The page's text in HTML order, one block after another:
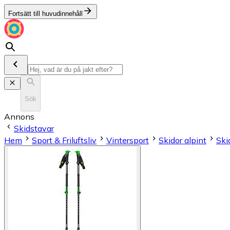
Fortsätt till huvudinnehåll
Sök
Annons
Skidstavar
Hem
Sport & Friluftsliv Vintersport Skidor alpint